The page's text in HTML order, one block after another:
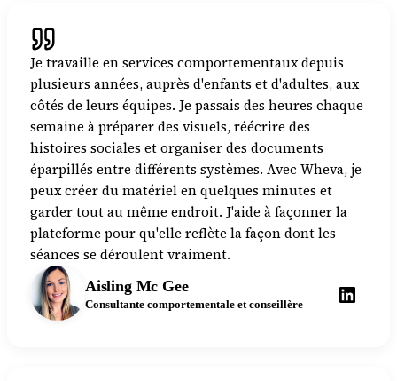
Je travaille en services comportementaux depuis
plusieurs années, auprès d'enfants et d'adultes, aux
côtés de leurs équipes. Je passais des heures chaque
semaine à préparer des visuels, réécrire des
histoires sociales et organiser des documents
éparpillés entre différents systèmes. Avec Wheva, je
peux créer du matériel en quelques minutes et
garder tout au même endroit. J'aide à façonner la
plateforme pour qu'elle reflète la façon dont les
séances se déroulent vraiment.
Aisling Mc Gee
Consultante comportementale et conseillère